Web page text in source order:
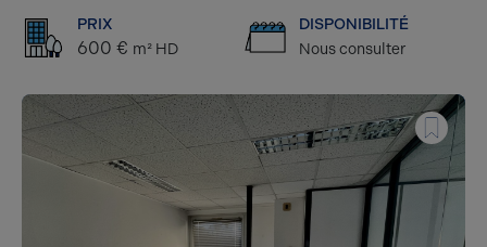
PRIX
600 € m² HD
DISPONIBILITÉ
Nous consulter